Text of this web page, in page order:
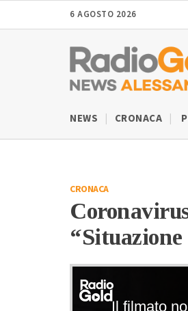
6 AGOSTO 2026
NEWS CRONACA
CRONACA